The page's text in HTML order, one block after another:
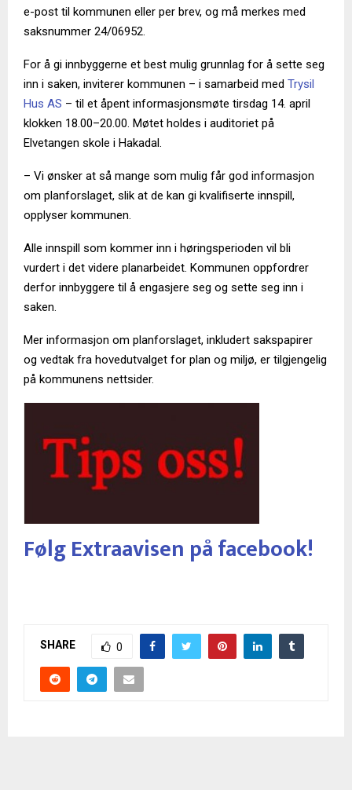
e-post til kommunen eller per brev, og må merkes med
saksnummer 24/06952.
For å gi innbyggerne et best mulig grunnlag for å sette seg
inn i saken, inviterer kommunen – i samarbeid med Trysil
Hus AS – til et åpent informasjonsmøte tirsdag 14. april
klokken 18.00–20.00. Møtet holdes i auditoriet på
Elvetangen skole i Hakadal.
– Vi ønsker at så mange som mulig får god informasjon
om planforslaget, slik at de kan gi kvalifiserte innspill,
opplyser kommunen.
Alle innspill som kommer inn i høringsperioden vil bli
vurdert i det videre planarbeidet. Kommunen oppfordrer
derfor innbyggere til å engasjere seg og sette seg inn i
saken.
Mer informasjon om planforslaget, inkludert sakspapirer
og vedtak fra hovedutvalget for plan og miljø, er tilgjengelig
på kommunens nettsider.
Følg Extraavisen på facebook!
SHARE 0